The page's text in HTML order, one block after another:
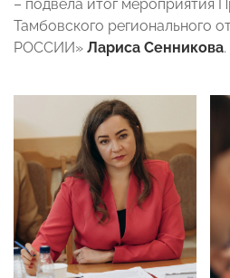
– подвела итог мероприятия
Тамбовского регионального
РОССИИ» Лариса Сенникова.